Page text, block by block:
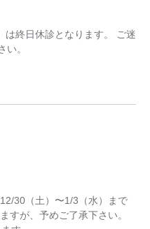
は終日休診となります。 ご迷
い。
30（土）〜1/3（水）まで
すが、予めご了承下さい。